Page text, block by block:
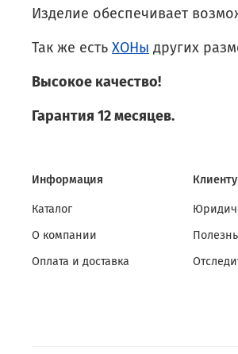
Изделие обеспечивает
Так же есть ХОНы других
Высокое качество!
Гарантия 12 месяцев.
Информация
Каталог
О компании
Оплата и доставка
Клиенту